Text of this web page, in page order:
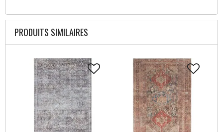
PRODUITS SIMILAIRES